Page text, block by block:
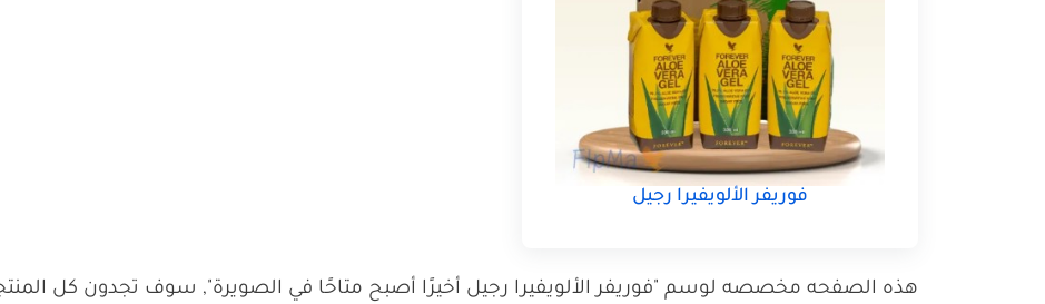
فوريفر الألويفيرا رجيل
هذه الصفحه مخصصه لوسم "فوريفر الألويفيرا رجيل أخيرًا أصبح متاحًا في الصويرة", سوف تجدون كل